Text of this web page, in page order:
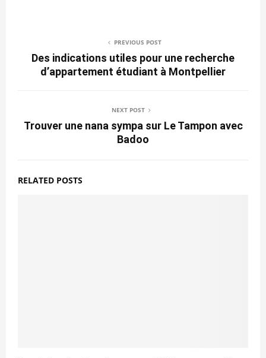
PREVIOUS POST
Des indications utiles pour une recherche
d’appartement étudiant à Montpellier
NEXT POST
Trouver une nana sympa sur Le Tampon avec
Badoo
RELATED POSTS